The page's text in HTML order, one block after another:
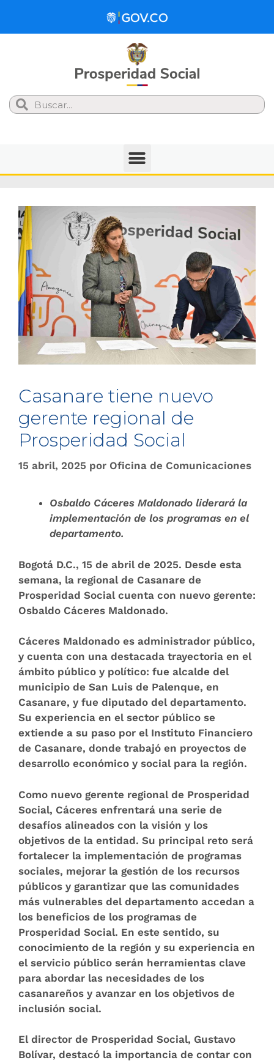
Search
Casanare tiene nuevo
gerente regional de
Prosperidad Social
15 abril, 2025 por Oficina de Comunicaciones
Osbaldo Cáceres Maldonado liderará la
implementación de los programas en el
departamento.
Bogotá D.C., 15 de abril de 2025. Desde esta
semana, la regional de Casanare de
Prosperidad Social cuenta con nuevo gerente:
Osbaldo Cáceres Maldonado.
Cáceres Maldonado es administrador público,
y cuenta con una destacada trayectoria en el
ámbito público y político: fue alcalde del
municipio de San Luis de Palenque, en
Casanare, y fue diputado del departamento.
Su experiencia en el sector público se
extiende a su paso por el Instituto Financiero
de Casanare, donde trabajó en proyectos de
desarrollo económico y social para la región.
Como nuevo gerente regional de Prosperidad
Social, Cáceres enfrentará una serie de
desafíos alineados con la visión y los
objetivos de la entidad. Su principal reto será
fortalecer la implementación de programas
sociales, mejorar la gestión de los recursos
públicos y garantizar que las comunidades
más vulnerables del departamento accedan a
los beneficios de los programas de
Prosperidad Social. En este sentido, su
conocimiento de la región y su experiencia en
el servicio público serán herramientas clave
para abordar las necesidades de los
casanareños y avanzar en los objetivos de
inclusión social.
El director de Prosperidad Social, Gustavo
Bolívar, destacó la importancia de contar con